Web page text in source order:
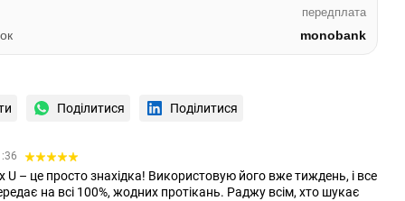
передплата
monobank
Поділитися Поділитися
U – це просто знахідка! Використовую його вже тиждень, і все
на всі 100%, жодних протікань. Раджу всім, хто шукає